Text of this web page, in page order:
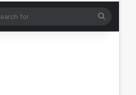
for